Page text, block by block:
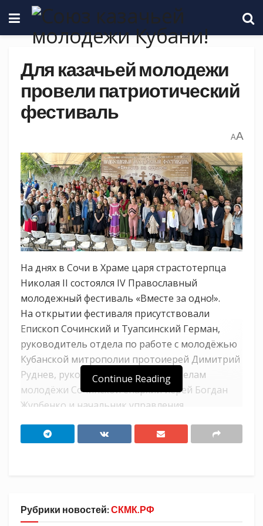
Для казачьей молодежи
провели патриотический
фестиваль
AA
На днях в Сочи в Храме царя страстотерпца
Николая II состоялся IV Православный
молодежный фестиваль «Вместе за одно!».
На открытии фестиваля присутствовали
Епископ Сочинский и Туапсинский Герман,
руководитель отдела по работе с молодёжью
Кубанской митрополии протоиерей Димитрий
Руднев, руководитель отдела по делам
молодёжи Сочинской епархии иерей Богдан
Журбенко и начальник управления
мероприятии приняли участие прихожане
мероприятия является патриотическое,
Continue Reading
Рубрики новостей:СКМК.РФ